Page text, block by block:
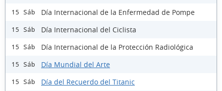
15 Sáb Día Internacional de la Enfermedad de Pompe
15 Sáb Día Internacional del Ciclista
15 Sáb Día Internacional de la Protección Radiológica
15 Sáb Día Mundial del Arte
15 Sáb Día del Recuerdo del Titanic